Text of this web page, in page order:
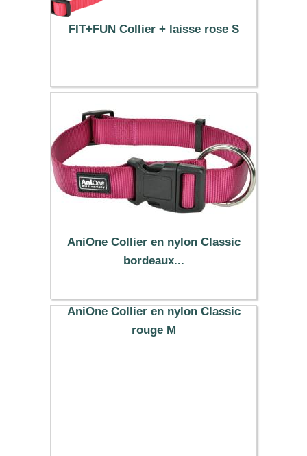
FIT+FUN Collier + laisse rose S
12.99 €
AniOne Collier en nylon Classic
bordeaux...
10.99 €
AniOne Collier en nylon Classic
rouge M